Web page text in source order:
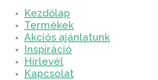
Kezdőlap
Termékek
Akciós ajánlatunk
Inspiráció
Hírlevél
Kapcsolat